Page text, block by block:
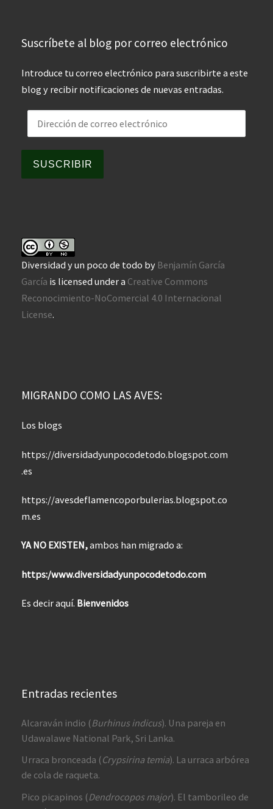
Suscríbete al blog por correo electrónico
Introduce tu correo electrónico para suscribirte a este
blog y recibir notificaciones de nuevas entradas.
Dirección de correo electrónico
SUSCRIBIR
Diversidad y un poco de todo by Benjamín García
García is licensed under a Creative Commons
Reconocimiento-NoComercial 4.0 Internacional
License.
MIGRANDO COMO LAS AVES:
Los blogs
https://diversidadyunpocodetodo.blogspot.com
.es
https://avesdeflamencoporbulerias.blogspot.co
m.es
YA NO EXISTEN,ambos han migrado a:
https:/www.diversidadyunpocodetodo.com
Es decir aquí. Bienvenidos
Entradas recientes
Alcaraván indio (Burhinus indicus). Una pareja en
Udawalawe National Park, Sri Lanka.
Urraca bronceada (Crypsirina temia). La urraca arbórea
de cola de raqueta.
Pico picapinos (Dendrocopos major). El tamborileo de